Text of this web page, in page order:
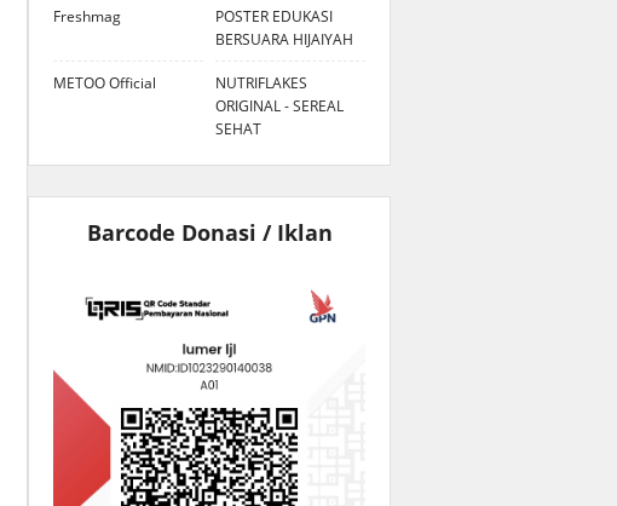
Freshmag
POSTER EDUKASI
BERSUARA HIJAIYAH
METOO Official
NUTRIFLAKES
ORIGINAL - SEREAL
SEHAT
Barcode Donasi / Iklan